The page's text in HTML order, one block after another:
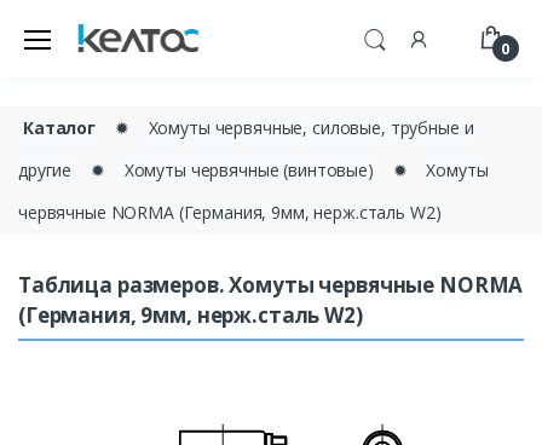
0
Каталог ✹
Хомуты червячные, силовые, трубные и
другие
✹ Хомуты червячные (винтовые) ✹
Хомуты
червячные NORMA (Германия, 9мм, нерж.сталь W2)
Таблица размеров. Хомуты червячные NORMA
(Германия, 9мм, нерж.сталь W2)